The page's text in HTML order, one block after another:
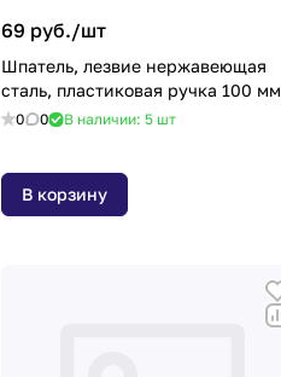
69 руб./шт
Шпатель, лезвие нержавеющая
сталь, пластиковая ручка 100 мм
0 0 В наличии: 5 шт
В корзину